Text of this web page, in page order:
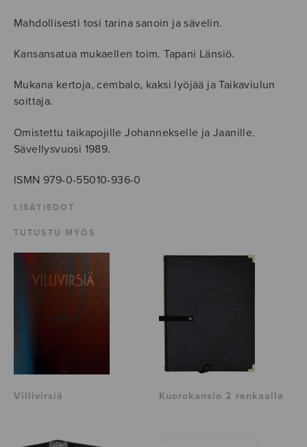
Mahdollisesti tosi tarina sanoin ja sävelin.
Kansansatua mukaellen toim. Tapani Länsiö.
Mukana kertoja, cembalo, kaksi lyöjää ja Taikaviulun
soittaja.
Omistettu taikapojille Johannekselle ja Jaanille.
Sävellysvuosi 1989.
ISMN 979-0-55010-936-0
LISÄTIEDOT
TUTUSTU MYÖS
Villivirsiä Kuorokansio 2 renkaalla